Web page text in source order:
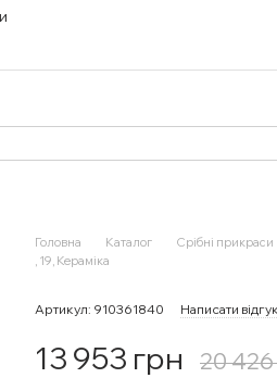
Головна Каталог Срібні прикраси
, 19, Кераміка
Артикул: 910361840 Написати відгук
13 953 грн 20